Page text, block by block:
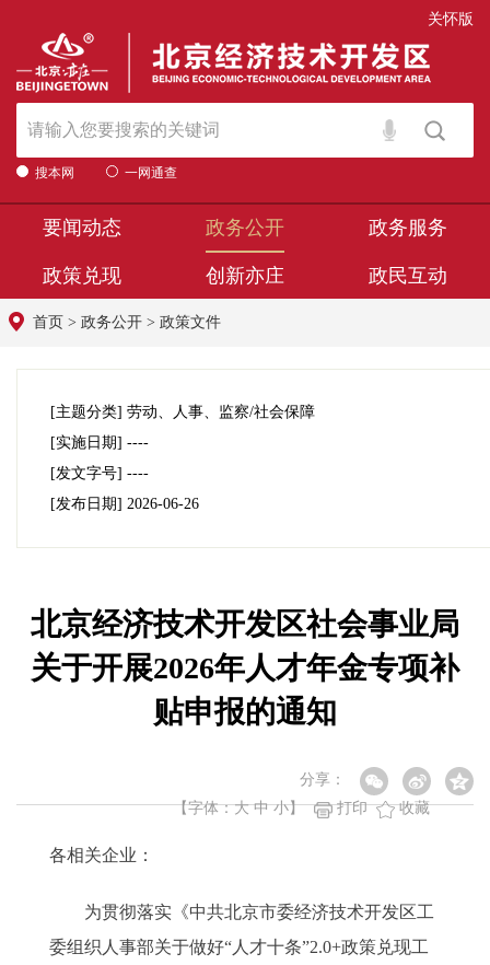
关怀版
搜本网 一网通查
要闻动态 政务公开 政务服务
政策兑现 创新亦庄 政民互动
首页 > 政务公开 > 政策文件
[主题分类] 劳动、人事、监察/社会保障
[实施日期] ----
[发文字号] ----
[发布日期] 2026-06-26
北京经济技术开发区社会事业局
关于开展2026年人才年金专项补
贴申报的通知
分享：
【字体：大 中 小】 打印 收藏
各相关企业：
为贯彻落实《中共北京市委经济技术开发区工
委组织人事部关于做好“人才十条”2.0+政策兑现工